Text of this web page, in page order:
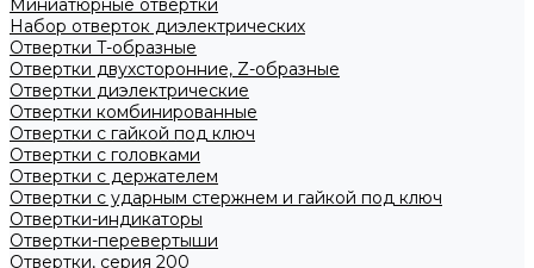
Миниатюрные отвертки
Набор отверток диэлектрических
Отвертки T-образные
Отвертки двухсторонние, Z-образные
Отвертки диэлектрические
Отвертки комбинированные
Отвертки с гайкой под ключ
Отвертки с головками
Отвертки с держателем
Отвертки с ударным стержнем и гайкой под ключ
Отвертки-индикаторы
Отвертки-перевертыши
Отвертки, серия 200